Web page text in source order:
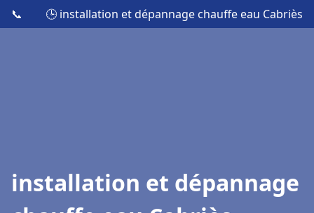
📞 🕒 installation et dépannage chauffe eau Cabriès
installation et dépannage